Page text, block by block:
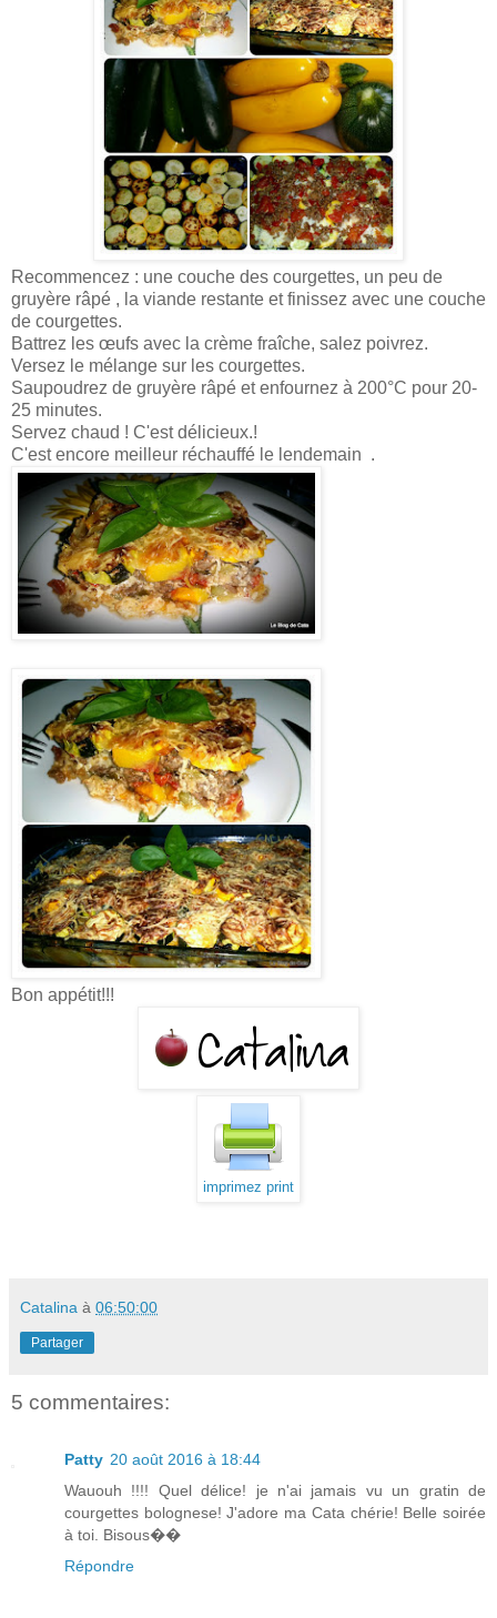
Recommencez : une couche des courgettes, un peu de
gruyère râpé , la viande restante et finissez avec une couche
de courgettes.
Battrez les œufs avec la crème fraîche, salez poivrez.
Versez le mélange sur les courgettes.
Saupoudrez de gruyère râpé et enfournez à 200°C pour 20-
25 minutes.
Servez chaud ! C'est délicieux.!
C'est encore meilleur réchauffé le lendemain .
Bon appétit!!!
imprimez print
Catalina à 06:50:00
Partager
5 commentaires:
Patty 20 août 2016 à 18:44
Wauouh !!!! Quel délice! je n'ai jamais vu un gratin de
courgettes bolognese! J'adore ma Cata chérie! Belle soirée
à toi. Bisous��
Répondre